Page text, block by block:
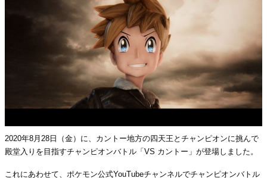
2020年8月28日（金）に、カントー地方の四天王とチャンピオンに挑んで
殿堂入りを目指すチャンピオンバトル「VS カントー」が登場しました。
これにあわせて、ポケモン公式YouTubeチャンネルでチャンピオンバトル